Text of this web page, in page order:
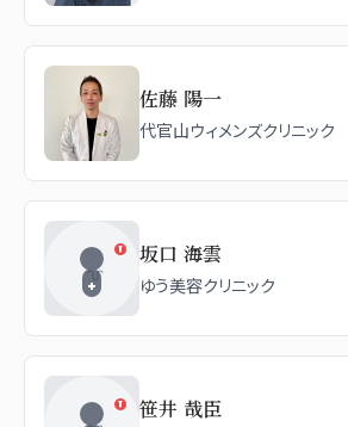
佐藤 陽一
代官山ウィメンズクリニック
坂口 海雲
ゆう美容クリニック
笹井 哉臣